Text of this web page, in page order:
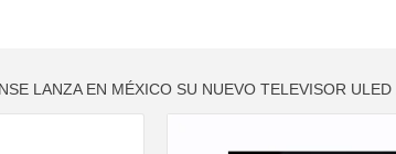
LANZA EN MÉXICO SU NUEVO TELEVISOR